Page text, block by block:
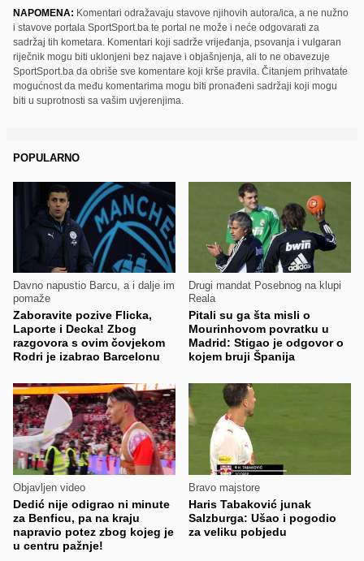
NAPOMENA: Komentari odražavaju stavove njihovih autora/ica, a ne nužno
i stavove portala SportSport.ba te portal ne može i neće odgovarati za
sadržaj tih kometara. Komentari koji sadrže vrijeđanja, psovanja i vulgaran
riječnik mogu biti uklonjeni bez najave i objašnjenja, ali to ne obavezuje
SportSport.ba da obriše sve komentare koji krše pravila. Čitanjem prihvatate
mogućnost da među komentarima mogu biti pronađeni sadržaji koji mogu
biti u suprotnosti sa vašim uvjerenjima.
POPULARNO
Davno napustio Barcu, a i dalje im
pomaže
Zaboravite pozive Flicka,
Laporte i Decka! Zbog
razgovora s ovim čovjekom
Rodri je izabrao Barcelonu
Drugi mandat Posebnog na klupi
Reala
Pitali su ga šta misli o
Mourinhovom povratku u
Madrid: Stigao je odgovor o
kojem bruji Španija
Objavljen video
Dedić nije odigrao ni minute
za Benficu, pa na kraju
napravio potez zbog kojeg je
u centru pažnje!
Bravo majstore
Haris Tabaković junak
Salzburga: Ušao i pogodio
za veliku pobjedu